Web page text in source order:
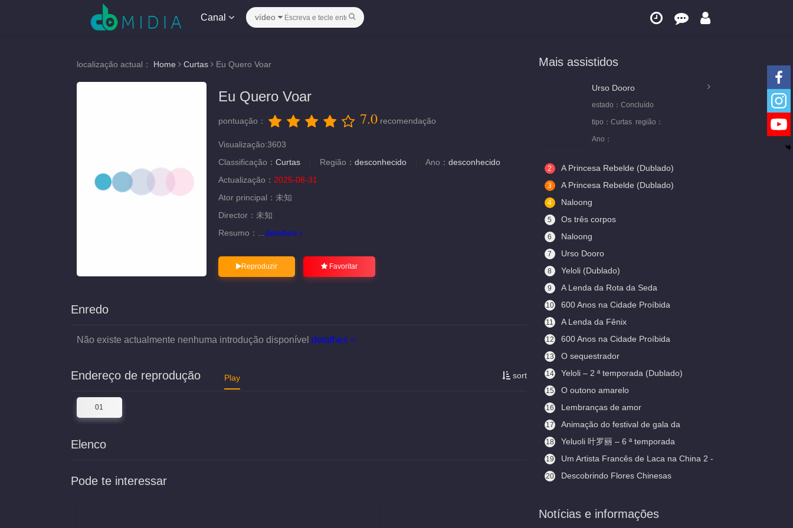
Canal vídeo
localização actual： Home Curtas Eu Quero Voar
Eu Quero Voar
pontuação： 7.0 recomendação
Visualização:3603
Classificação： Curtas Região： desconhecido Ano： desconhecido
Actualização： 2025-08-31
Ator principal： 未知
Director： 未知
Resumo：
detalhes
Reproduzir Favoritar
Enredo
Não existe actualmente nenhuma introdução disponível detalhes
sort
Endereço de reprodução Play
01
Elenco
Pode te interessar
Mais assistidos
Urso Dooro
estado： Concluído
tipo： Curtas região：
Ano：
2 A Princesa Rebelde (Dublado)
3 A Princesa Rebelde (Dublado)
4 Naloong
5 Os três corpos
6 Naloong
7 Urso Dooro
8 Yeloli (Dublado)
9 A Lenda da Rota da Seda
10
600 Anos na Cidade Proíbida
(Legendado)
11 A Lenda da Fênix
12 600 Anos na Cidade Proíbida
13 O sequestrador
14 Yeloli – 2 ª temporada (Dublado)
15 O outono amarelo
16 Lembranças de amor
17
Animação do festival de gala da
primavera
18
Yeluoli 叶罗丽 – 6 ª temporada
(Legendado)
19
Um Artista Francês de Laca na China 2 -
Aceitando Aprendizes
20
Descobrindo Flores Chinesas
Notícias e informações